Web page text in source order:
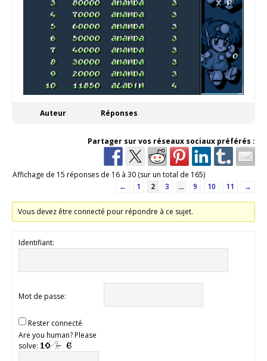
Auteur Réponses
Partager sur vos réseaux sociaux préférés :
Affichage de 15 réponses de 16 à 30 (sur un total de 165)
←
1 2 3 … 9 10 11 →
Vous devez être connecté pour répondre à ce sujet.
Identifiant:
Mot de passe:
Rester connecté
Are you human? Please
solve: